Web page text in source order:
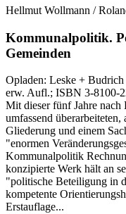
Hellmut Wollmann /
Kommunalpolitik.
Gemeinden
Opladen: Leske + Budrich
erw. Aufl.; ISBN 3-8100-
Mit dieser fünf Jahre nach
umfassend
Gliederung und einem
"enormen
Kommunalpolitik
konzipierte Werk hält an
"politische Beteiligung in
kompetente
Erstauflage...